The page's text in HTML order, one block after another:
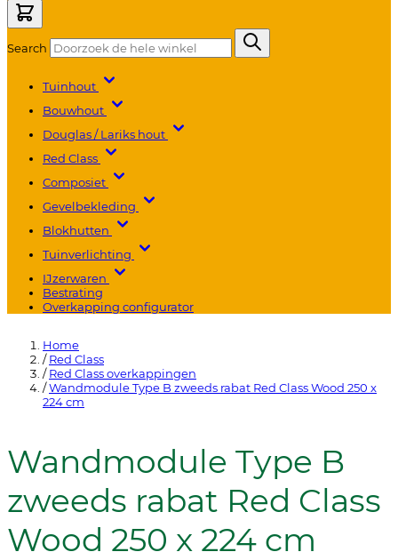
Search
Tuinhout
Bouwhout
Douglas / Lariks hout
Red Class
Composiet
Gevelbekleding
Blokhutten
Tuinverlichting
IJzerwaren
Bestrating
Overkapping configurator
Home
/ Red Class
/ Red Class overkappingen
/Wandmodule Type B zweeds rabat Red Class Wood 250 x
224 cm
Wandmodule Type B
zweeds rabat Red Class
Wood 250 x 224 cm